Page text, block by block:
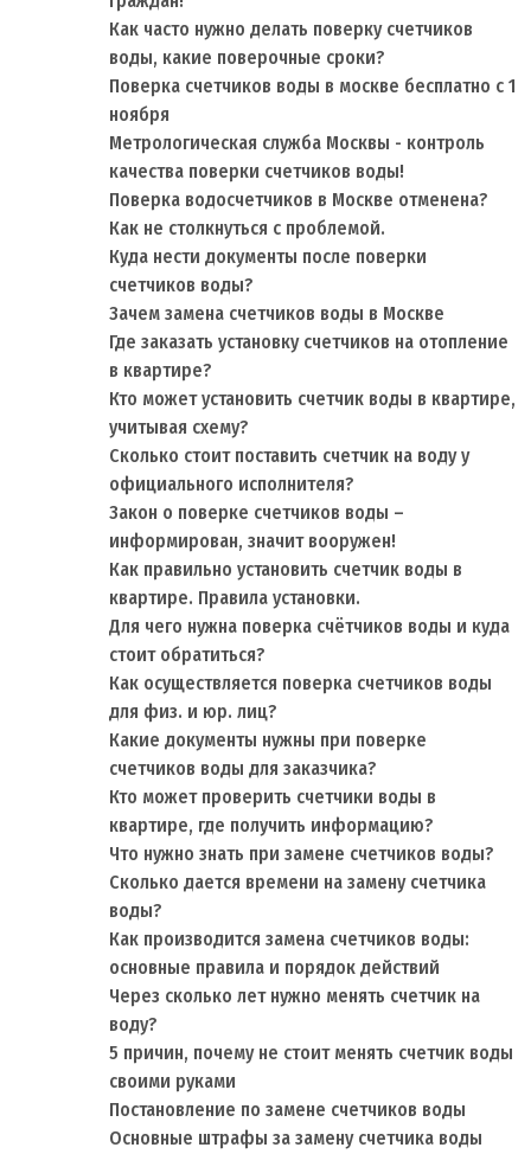
Как часто нужно делать поверку счетчиков
воды, какие поверочные сроки?
Поверка счетчиков воды в москве бесплатно с 1
ноября
Метрологическая служба Москвы - контроль
качества поверки счетчиков воды!
Поверка водосчетчиков в Москве отменена?
Как не столкнуться с проблемой.
Куда нести документы после поверки
счетчиков воды?
Зачем замена счетчиков воды в Москве
Где заказать установку счетчиков на отопление
в квартире?
Кто может установить счетчик воды в квартире,
учитывая схему?
Сколько стоит поставить счетчик на воду у
официального исполнителя?
Закон о поверке счетчиков воды –
информирован, значит вооружен!
Как правильно установить счетчик воды в
квартире. Правила установки.
Для чего нужна поверка счётчиков воды и куда
стоит обратиться?
Как осуществляется поверка счетчиков воды
для физ. и юр. лиц?
Какие документы нужны при поверке
счетчиков воды для заказчика?
Кто может проверить счетчики воды в
квартире, где получить информацию?
Что нужно знать при замене счетчиков воды?
Сколько дается времени на замену счетчика
воды?
Как производится замена счетчиков воды:
основные правила и порядок действий
Через сколько лет нужно менять счетчик на
воду?
5 причин, почему не стоит менять счетчик воды
своими руками
Постановление по замене счетчиков воды
Основные штрафы за замену счетчика воды